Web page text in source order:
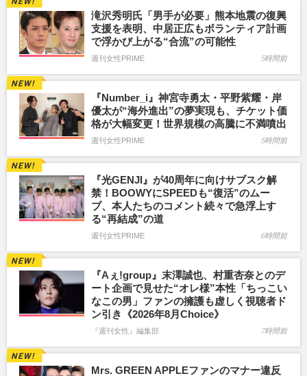
滝沢秀明氏「男手が必要」熊本地震の復興
支援を表明、中居正広もボランティア計画
で浮かび上がる“合流”の可能性
週刊女性PRIME 5時間前
『Number_i』神宮寺勇太・平野紫耀・岸
優太が“海外進出”の夢実現も、チケット価
格が大幅変更！世界規模の高騰に不満噴出
週刊女性PRIME 5時間前
『光GENJI』が40周年に向けサブスク解
禁！BOOWYにSPEEDも“復活”のムー
ブ、本人たちのコメント続々で急浮上す
る“再結成”の道
週刊女性PRIME 6時間前
『Aぇ!group』末澤誠也、村重杏奈とのデ
ート企画で見せた“オレ様”本性「ちっこい
なこの男」ファンの擁護も虚しく視聴者ド
ン引き《2026年8月Choice》
『週刊女性』編集部 7時間前
Mrs. GREEN APPLEファンのマナー違反